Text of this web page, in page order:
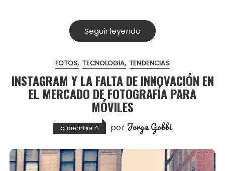
Seguir leyendo
FOTOS TECNOLOGIA TENDENCIAS
INSTAGRAM Y LA FALTA DE INNOVACIÓN EN
EL MERCADO DE FOTOGRAFÍA PARA
MÓVILES
diciembre 4 por Jorge Gobbi